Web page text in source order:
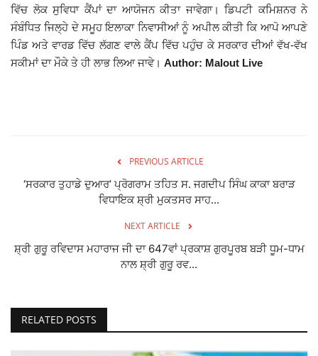
ਵਿੱਚ ਲੋਕ ਸੁਵਿਧਾ ਕੈਂਪਾਂ ਦਾ ਆਯੋਜਨ ਕੀਤਾ ਜਾਵੇਗਾ। ਡਿਪਟੀ ਕਮਿਸ਼ਨਰ ਨੇ
ਸੰਬੰਧਿਤ ਜਿਲ੍ਹੇ ਦੇ ਸਮੂਹ ਇਲਾਕਾ ਨਿਵਾਸੀਆਂ ਨੂੰ ਅਪੀਲ ਕੀਤੀ ਕਿ ਆਪੋ ਆਪਣੇ
ਪਿੰਡ ਅਤੇ ਵਾਰਡ ਵਿੱਚ ਲੱਗਣ ਵਾਲੇ ਕੈਂਪ ਵਿੱਚ ਪਹੁੰਚ ਕੇ ਸਰਕਾਰ ਦੀਆਂ ਵੱਖ-ਵੱਖ
ਸਕੀਮਾਂ ਦਾ ਮੌਕੇ ਤੇ ਹੀ ਲਾਭ ਲਿਆ ਜਾਵੇ। Author: Malout Live
PREVIOUS ARTICLE
‘ਸਰਕਾਰ ਤੁਹਾਡੇ ਦੁਆਰ’ ਪ੍ਰੋਗਰਾਮ ਤਹਿਤ ਸ. ਜਗਦੀਪ ਸਿੰਘ ਕਾਕਾ ਬਰਾੜ
ਵਿਧਾਇਕ ਸ਼੍ਰੀ ਮੁਕਤਸਰ ਸਾਹ...
NEXT ARTICLE
ਸ਼੍ਰੀ ਗੁਰੂ ਰਵਿਦਾਸ ਮਹਾਰਾਜ ਜੀ ਦਾ 647ਵਾਂ ਪ੍ਰਕਾਸ਼ ਗੁਰਪੂਰਬ ਬੜੀ ਧੂਮ-ਧਾਮ
ਨਾਲ ਸ਼੍ਰੀ ਗੁਰੂ ਰਵ...
RELATED POSTS